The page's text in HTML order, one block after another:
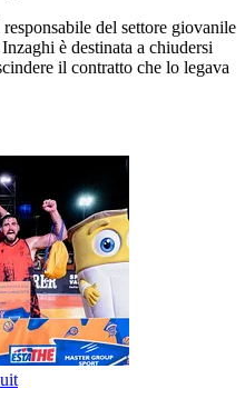
del settore giovanile
è destinata a chiudersi
il contratto che lo legava